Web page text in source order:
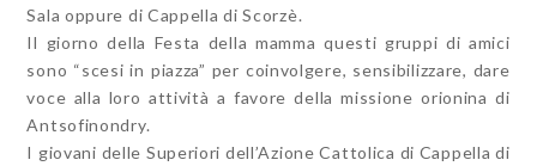
Sala oppure di Cappella di Scorzè.
Il giorno della Festa della mamma questi gruppi di amici
sono “scesi in piazza” per coinvolgere, sensibilizzare, dare
voce alla loro attività a favore della missione orionina di
Antsofinondry.
I giovani delle Superiori dell’Azione Cattolica di Cappella di